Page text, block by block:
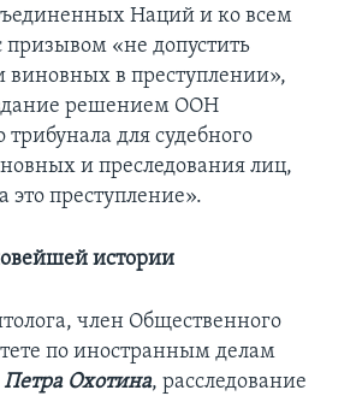
Наций и ко всем
«не допустить
виновных в преступлении»,
решением ООН
для судебного
и преследования лиц,
это преступление».
истории
член Общественного
по иностранным делам
Петра Охотина, расследование